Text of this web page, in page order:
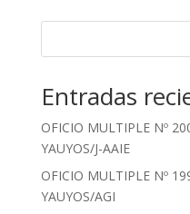
Entradas
OFICIO MULTIPLE Nº
YAUYOS/J-AAIE
OFICIO MULTIPLE Nº
YAUYOS/AGI